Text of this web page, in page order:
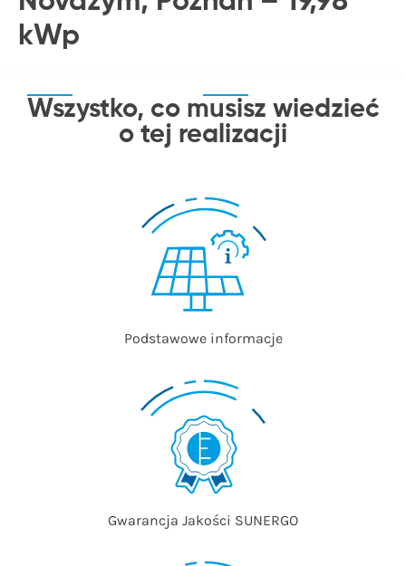
kWp
Wszystko, co musisz wiedzieć
o tej realizacji
Podstawowe informacje
Gwarancja Jakości SUNERGO